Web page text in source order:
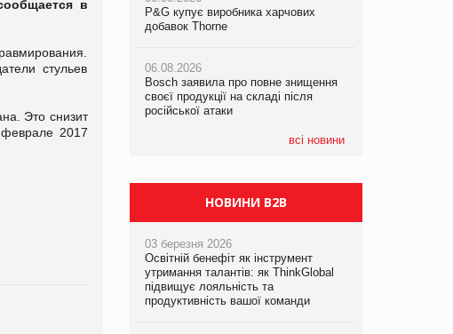
в
стульев
Это снизит
феврале 2017
P&G купує виробника харчових
добавок Thorne
06.08.2026
Bosch заявила про повне знищення
своєї продукції на складі після
російської атаки
всі новини
P&G купує виробника харчових
добавок Thorne
06.08.2026
Bosch заявила про повне знищення
своєї продукції на складі після
російської атаки
P&G купує виробника харчових
добавок Thorne
06.08.2026
Bosch заявила про повне знищення
своєї продукції на складі після
російської атаки
НОВИНИ B2B
03 березня 2026
Освітній бенефіт як інструмент
утримання талантів: як ThinkGlobal
підвищує лояльність та
продуктивність вашої команди